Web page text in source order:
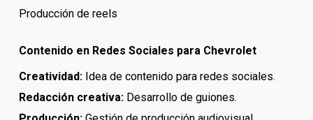
Producción de reels
Contenido en Redes Sociales para Chevrolet
Creatividad: Idea de contenido para redes sociales.
Redacción creativa: Desarrollo de guiones.